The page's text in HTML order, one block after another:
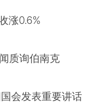
涨0.6%
质询伯南克
会发表重要讲话